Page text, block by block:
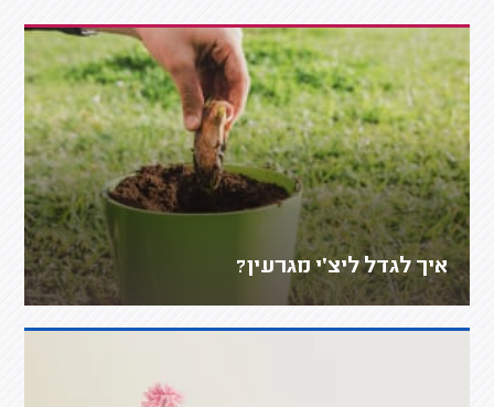
איך לגדל ליצ׳י מגרעין?